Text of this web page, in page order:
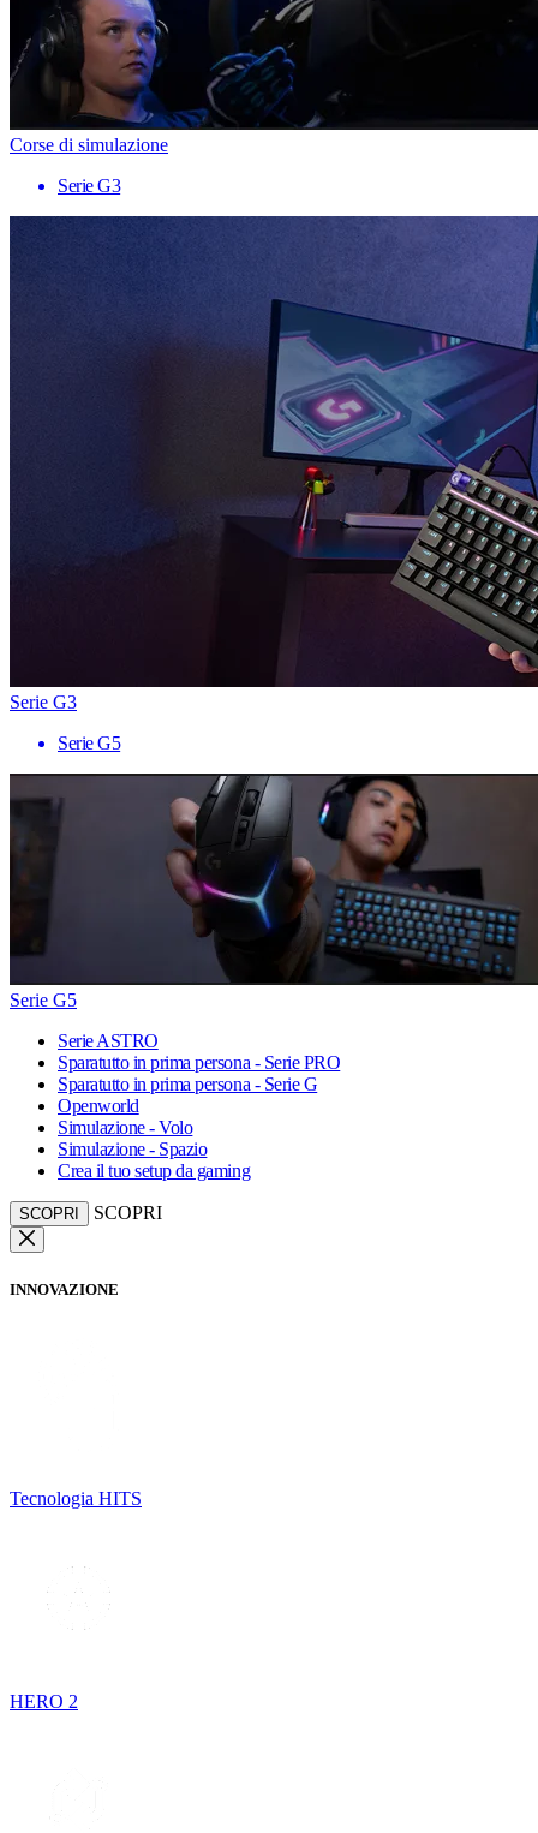
Corse di simulazione
Serie G3
Serie G3
Serie G5
Serie G5
Serie ASTRO
Sparatutto in prima persona - Serie PRO
Sparatutto in prima persona - Serie G
Openworld
Simulazione - Volo
Simulazione - Spazio
Crea il tuo setup da gaming
SCOPRI SCOPRI
INNOVAZIONE
Tecnologia HITS
HERO 2